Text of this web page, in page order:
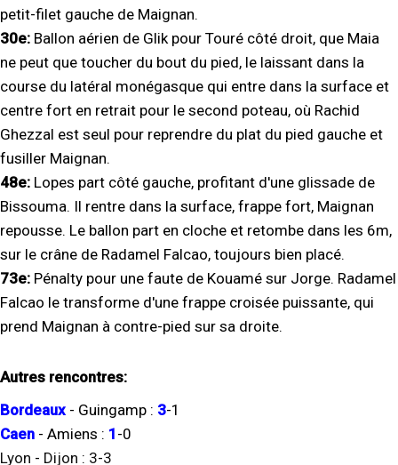
petit-filet gauche de Maignan.
30e: Ballon aérien de Glik pour Touré côté droit, que Maia
ne peut que toucher du bout du pied, le laissant dans la
course du latéral monégasque qui entre dans la surface et
centre fort en retrait pour le second poteau, où Rachid
Ghezzal est seul pour reprendre du plat du pied gauche et
fusiller Maignan.
48e: Lopes part côté gauche, profitant d'une glissade de
Bissouma. Il rentre dans la surface, frappe fort, Maignan
repousse. Le ballon part en cloche et retombe dans les 6m,
sur le crâne de Radamel Falcao, toujours bien placé.
73e: Pénalty pour une faute de Kouamé sur Jorge. Radamel
Falcao le transforme d'une frappe croisée puissante, qui
prend Maignan à contre-pied sur sa droite.
Autres rencontres:
Bordeaux - Guingamp : 3-1
Caen - Amiens : 1 -0
Lyon - Dijon : 3-3